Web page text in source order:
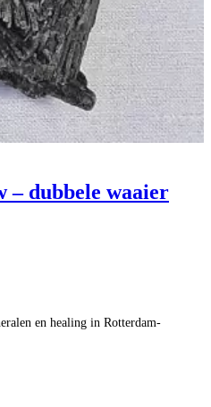
– dubbele waaier
en healing in Rotterdam-